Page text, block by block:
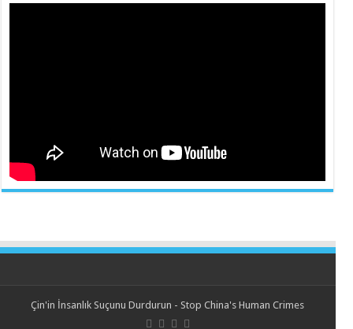
Çin'in İnsanlık Suçunu Durdurun - Stop China's Human Crimes